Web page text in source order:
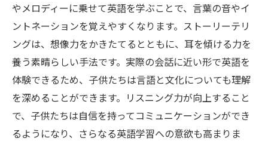
やメロディーに乗せて英語を学ぶことで、言葉の音やイ
ントネーションを覚えやすくなります。ストーリーテリ
ングは、想像力をかきたてるとともに、耳を傾ける力を
養う素晴らしい手法です。実際の会話に近い形で英語を
体験できるため、子供たちは言語と文化についても理解
を深めることができます。リスニング力が向上すること
で、子供たちは自信を持ってコミュニケーションができ
るようになり、さらなる英語学習への意欲も高まりま